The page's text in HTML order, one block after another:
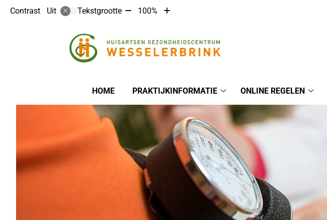
Contrast Uit Tekstgrootte Tekst
10%
100%
Tekst
10%
Hoofdmenu
HOME
PRAKTIJKINFORMATIE
submenu
ONLINE REGELEN